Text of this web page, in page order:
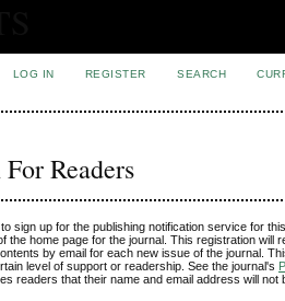
LOG IN REGISTER SEARCH
Readers
sign up for the publishing notification service for
the home page for the journal. This registration will
by email for each new issue of the journal.
level of support or readership. See the journal's
readers that their name and email address will not